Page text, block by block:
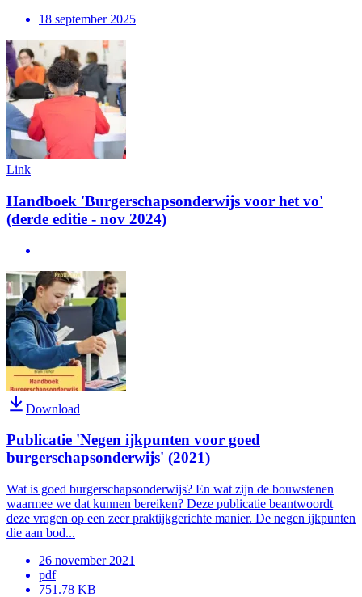
18 september 2025
Link
Handboek 'Burgerschapsonderwijs voor het vo'
(derde editie - nov 2024)
Download
Publicatie 'Negen ijkpunten voor goed
burgerschapsonderwijs' (2021)
Wat is goed burgerschapsonderwijs? En wat zijn de bouwstenen
waarmee we dat kunnen bereiken? Deze publicatie beantwoordt
deze vragen op een zeer praktijkgerichte manier. De negen ijkpunten
die aan bod...
26 november 2021
pdf
751.78 KB